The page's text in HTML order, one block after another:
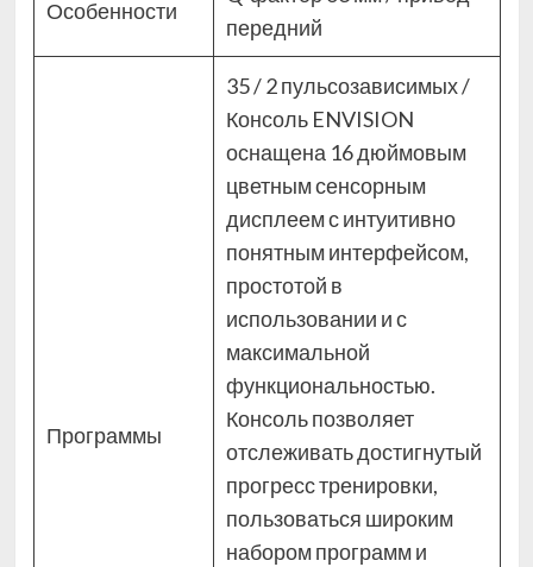
Особенности
передний
Программы
35 / 2 пульсозависимых /
Консоль ENVISION
оснащена 16 дюймовым
цветным сенсорным
дисплеем с интуитивно
понятным интерфейсом,
простотой в
использовании и с
максимальной
функциональностью.
Консоль позволяет
отслеживать достигнутый
прогресс тренировки,
пользоваться широким
набором программ и